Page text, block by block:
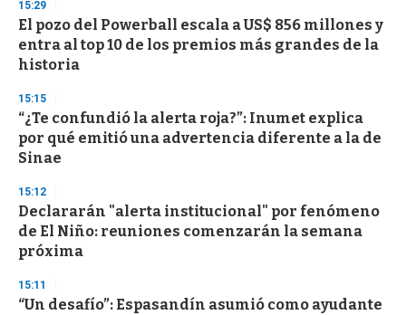
15:29
El pozo del Powerball escala a US$ 856 millones y
entra al top 10 de los premios más grandes de la
historia
15:15
“¿Te confundió la alerta roja?”: Inumet explica
por qué emitió una advertencia diferente a la de
Sinae
15:12
Declararán "alerta institucional" por fenómeno
de El Niño: reuniones comenzarán la semana
próxima
15:11
“Un desafío”: Espasandín asumió como ayudante